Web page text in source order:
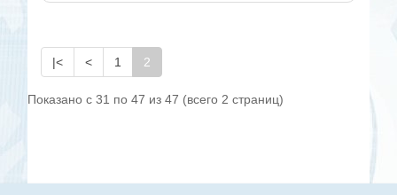
|< < 1 2
Показано с 31 по 47 из 47 (всего 2 страниц)